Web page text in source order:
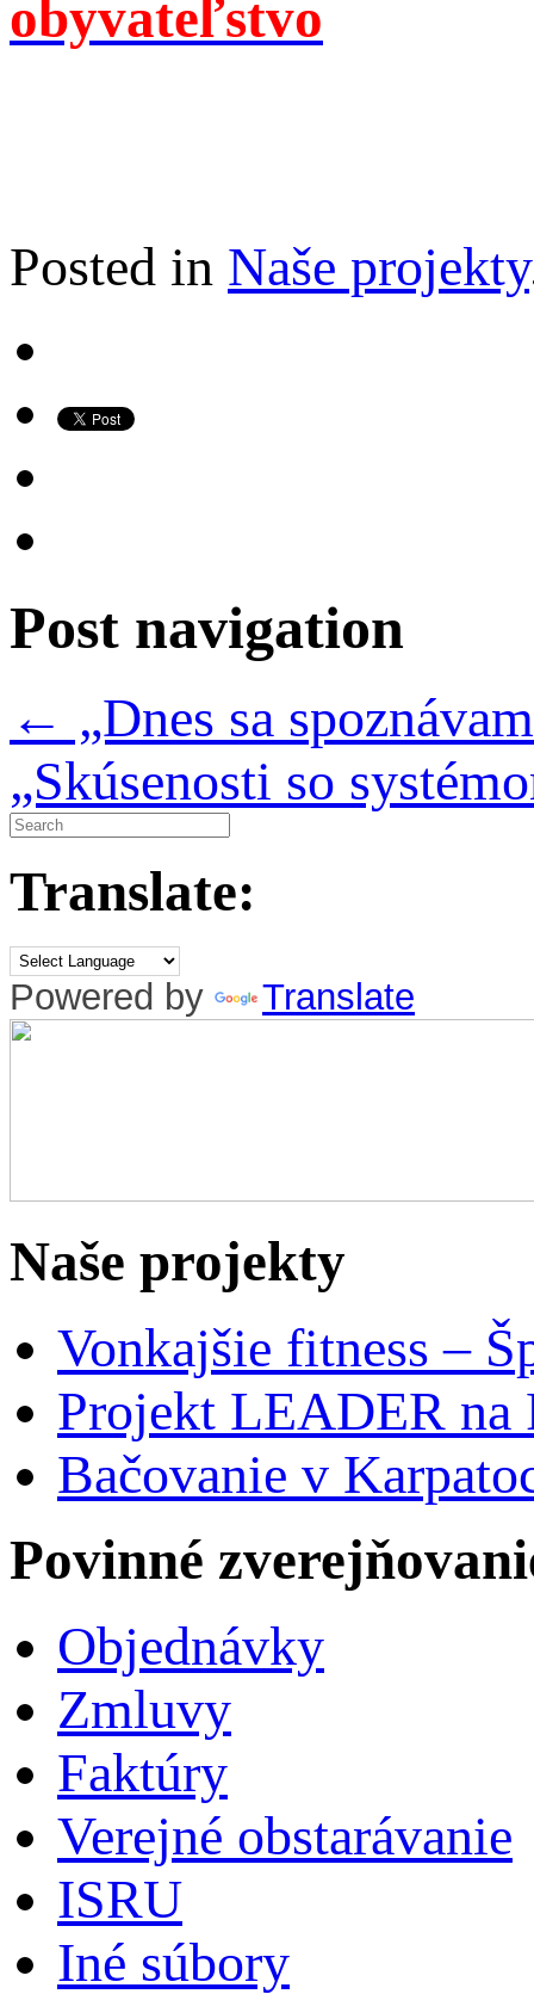
obyvateľstvo
Posted in Naše projekty
Post navigation
← „Dnes sa
„Skúsenosti so
Translate:
Powered by Translate
Naše projekty
Vonkajšie fitness –
Projekt LEADER na
Bačovanie v
Povinné
Objednávky
Zmluvy
Faktúry
Verejné obstarávanie
ISRU
Iné súbory